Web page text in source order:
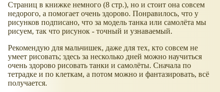
Страниц в книжке немного (8 стр.), но и стоит она совсем
недорого, а помогает очень здорово. Понравилось, что у
рисунков подписано, что за модель танка или самолёта мы
рисуем, так что рисунок - точный и узнаваемый.
Рекомендую для мальчишек, даже для тех, кто совсем не
умеет рисовать; здесь за несколько дней можно научиться
очень здорово рисовать танки и самолёты. Сначала по
тетрадке и по клеткам, а потом можно и фантазировать, всё
получается.